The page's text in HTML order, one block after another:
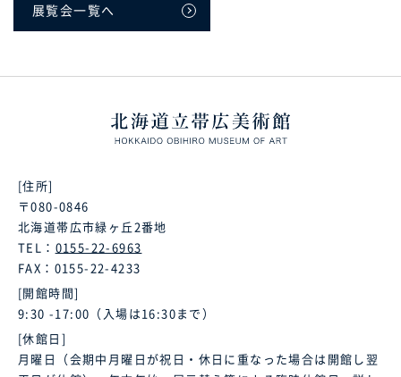
展覧会一覧へ
[住所]
〒080-0846
北海道帯広市緑ヶ丘2番地
TEL： 0155-22-6963
FAX：0155-22-4233
[開館時間]
9:30 -17:00（入場は16:30まで）
[休館日]
月曜日（会期中月曜日が祝日・休日に重なった場合は開館し翌